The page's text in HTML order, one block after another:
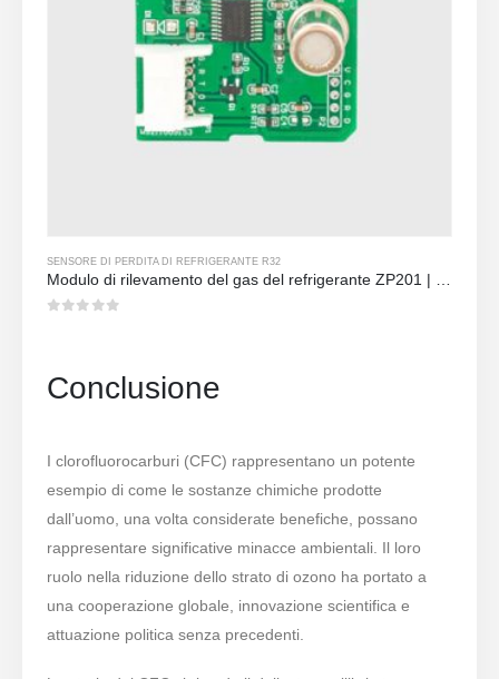
SENSORE DI PERDITA DI REFRIGERANTE R32
Conclusione
I clorofluorocarburi (CFC) rappresentano un potente
esempio di come le sostanze chimiche prodotte
dall’uomo, una volta considerate benefiche, possano
rappresentare significative minacce ambientali. Il loro
ruolo nella riduzione dello strato di ozono ha portato a
una cooperazione globale, innovazione scientifica e
attuazione politica senza precedenti.